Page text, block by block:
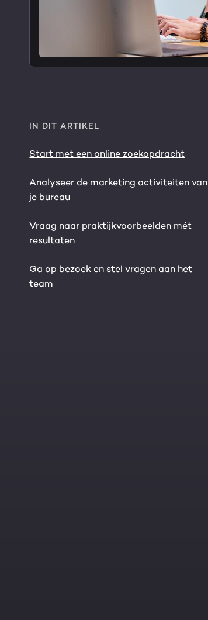
IN DIT ARTIKEL
Start met een online zoekopdracht
Analyseer de marketing activiteiten van
je bureau
Vraag naar praktijkvoorbeelden mét
resultaten
Ga op bezoek en stel vragen aan het
team